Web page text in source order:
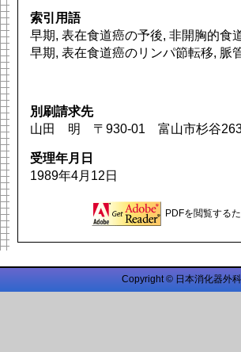
索引用語
早期, 表在食道癌の予後, 非開胸的食
早期, 表在食道癌のリンパ節転移, 脈
別刷請求先
山田 明 〒930-01 富山市杉谷
受理年月日
1989年4月12日
PDFを閲覧する
Copyright © 日本消化器外